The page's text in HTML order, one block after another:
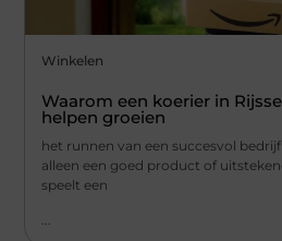
Winkelen
Waarom een koerier in
helpen groeien
het runnen van een succesvol
alleen een goed product of
speelt een
...